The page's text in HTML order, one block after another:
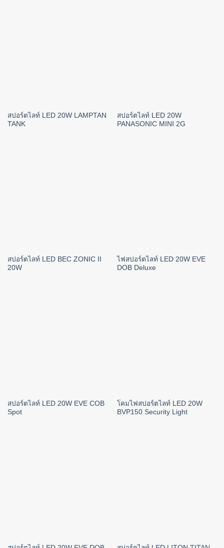
สปอร์ตไลท์ LED 20W LAMPTAN
TANK
สปอร์ตไลท์ LED 20W
PANASONIC MINI 2G
สปอร์ตไลท์ LED BEC ZONIC II
20W
ไฟสปอร์ตไลท์ LED 20W EVE
DOB Deluxe
สปอร์ตไลท์ LED 20W EVE COB
Spot
โคมไฟสปอร์ตไลท์ LED 20W
BVP150 Security Light